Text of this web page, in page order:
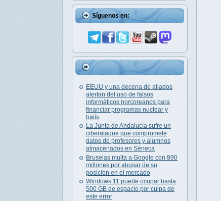
Síguenos en:
EEUU y una decena de aliados
alertan del uso de falsos
informáticos norcoreanos para
financiar programas nuclear y
balís
La Junta de Andalucía sufre un
ciberataque que compromete
datos de profesores y alumnos
almacenados en Séneca
Bruselas multa a Google con 890
millones por abusar de su
posición en el mercado
Windows 11 puede ocupar hasta
500 GB de espacio por culpa de
este error